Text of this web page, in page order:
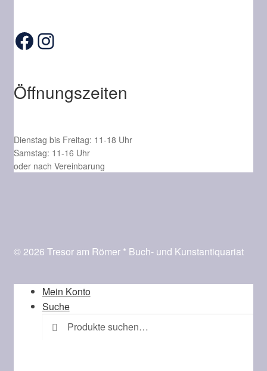
Facebook
Instagram
Öffnungszeiten
Dienstag bis Freitag: 11-18 Uhr
Samstag: 11-16 Uhr
oder nach Vereinbarung
© 2026 Tresor am Römer * Buch- und Kunstantiquariat
Mein Konto
Suche
Suche
nach:
Suchen